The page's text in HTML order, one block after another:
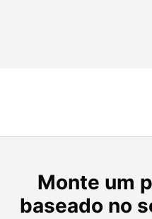
Monte um
baseado no